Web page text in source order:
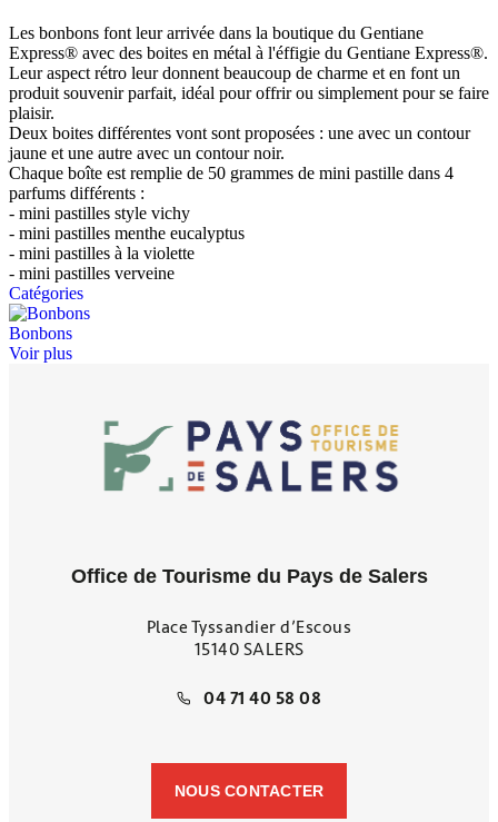
Les bonbons font leur arrivée dans la boutique du Gentiane
Express® avec des boites en métal à l'éffigie du Gentiane Express®.
Leur aspect rétro leur donnent beaucoup de charme et en font un
produit souvenir parfait, idéal pour offrir ou simplement pour se faire
plaisir.
Deux boites différentes vont sont proposées : une avec un contour
jaune et une autre avec un contour noir.
Chaque boîte est remplie de 50 grammes de mini pastille dans 4
parfums différents :
- mini pastilles style vichy
- mini pastilles menthe eucalyptus
- mini pastilles à la violette
- mini pastilles verveine
Catégories
Bonbons
Voir plus
Office de Tourisme du Pays de Salers
Place Tyssandier d’Escous
15140 SALERS
04 71 40 58 08
NOUS CONTACTER